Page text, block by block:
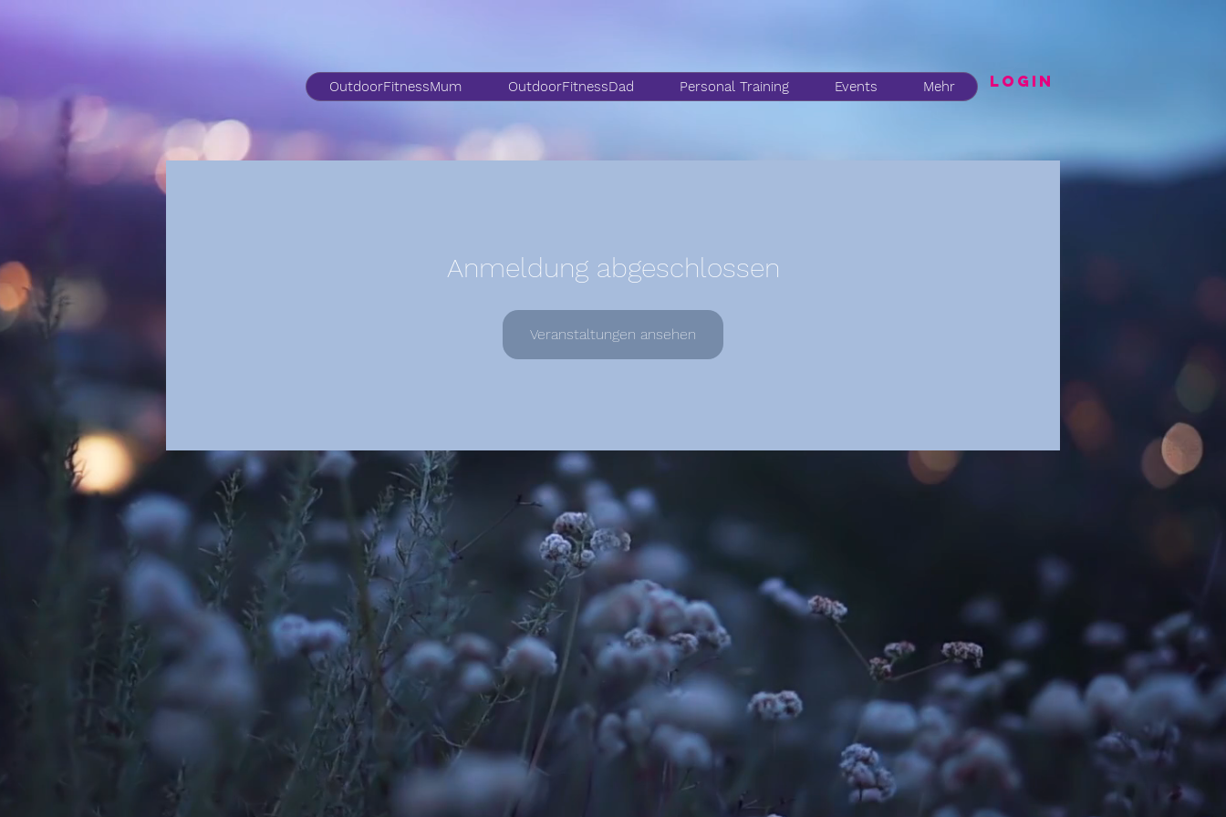
OutdoorFitnessMum OutdoorFitnessDad Personal Training Events Mehr LogIN
Anmeldung abgeschlossen
Veranstaltungen ansehen